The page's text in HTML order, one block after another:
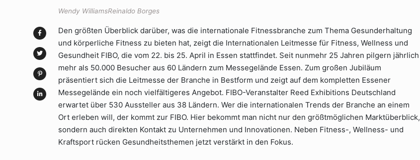
Wendy WilliamsReinaldo Borges
Den größten Überblick darüber, was die internationale Fitnessbranche zum Thema Gesunderhaltung
und körperliche Fitness zu bieten hat, zeigt die Internationalen Leitmesse für Fitness, Wellness und
Gesundheit FIBO, die vom 22. bis 25. April in Essen stattfindet. Seit nunmehr 25 Jahren pilgern jährlich
mehr als 50.000 Besucher aus 60 Ländern zum Messegelände Essen. Zum großen Jubiläum
präsentiert sich die Leitmesse der Branche in Bestform und zeigt auf dem kompletten Essener
Messegelände ein noch vielfältigeres Angebot. FIBO-Veranstalter Reed Exhibitions Deutschland
erwartet über 530 Aussteller aus 38 Ländern. Wer die internationalen Trends der Branche an einem
Ort erleben will, der kommt zur FIBO. Hier bekommt man nicht nur den größtmöglichen Marktüberblick,
sondern auch direkten Kontakt zu Unternehmen und Innovationen. Neben Fitness-, Wellness- und
Kraftsport rücken Gesundheitsthemen jetzt verstärkt in den Fokus.